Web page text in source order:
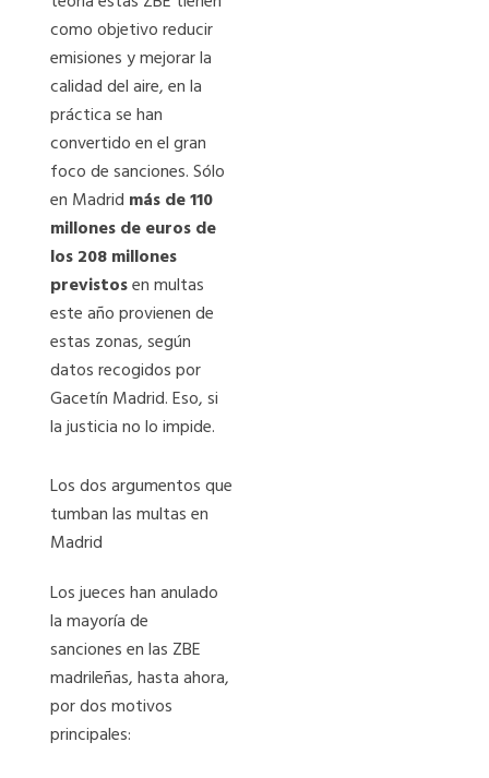
como objetivo reducir
emisiones y mejorar la
calidad del aire, en la
práctica se han
convertido en el gran
foco de sanciones. Sólo
en Madrid más de 110
millones de euros de
los 208 millones
previstosen multas
este año provienen de
estas zonas, según
datos recogidos por
Gacetín Madrid. Eso, si
la justicia no lo impide.
Los dos argumentos que
tumban las multas en
Madrid
Los jueces han anulado
la mayoría de
sanciones en las ZBE
madrileñas, hasta ahora,
por dos motivos
principales: